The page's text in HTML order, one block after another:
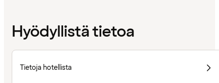
Hyödyllistä tietoa
Tietoja hotellista